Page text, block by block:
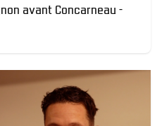
avant Concarneau -